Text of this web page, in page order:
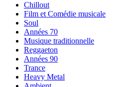
Chillout
Film et Comédie musicale
Soul
Années 70
Musique traditionnelle
Reggaeton
Années 90
Trance
Heavy Metal